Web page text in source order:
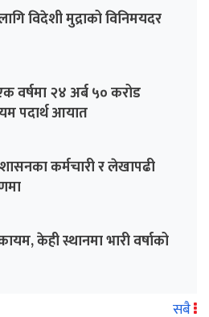
विदेशी मुद्राको विनिमयदर
वर्षमा २४ अर्ब ५० करोड
पदार्थ आयात
कर्मचारी र लेखापढी
केही स्थानमा भारी वर्षाको
सबै